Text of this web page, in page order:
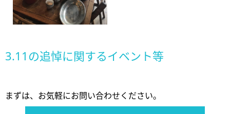
3.11の追悼に関するイベント等
まずは、お気軽にお問い合わせください。